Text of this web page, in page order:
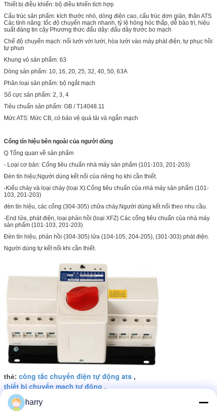
Thiết bị điều khiển: bộ điều khiển tích hợp
Cấu trúc sản phẩm: kích thước nhỏ, dòng điện cao, cấu trúc đơn giản, thân ATS
Các tính năng: tốc độ chuyển mạch nhanh, tỷ lệ hỏng hóc thấp, dễ bảo trì, hiệu
suất đáng tin cậy Phương thức đấu dây: đấu dây trước bo mạch
Chế độ chuyển mạch: nối lưới với lưới, hòa lưới vào máy phát điện, tự phục hồi
tự phun
Khung vỏ sản phẩm: 63
Dòng sản phẩm: 10, 16, 20, 25, 32, 40, 50, 63A
Phân loại sản phẩm: bộ ngắt mạch
Số cực sản phẩm: 2, 3, 4
Tiêu chuẩn sản phẩm: GB / T14048.11
Mức ATS: Mức CB, có bảo vệ quá tải và ngắn mạch
Cổng tín hiệu bên ngoài của người dùng
Q Tổng quan về sản phẩm
- Loại cơ bản: Cổng tiêu chuẩn nhà máy sản phẩm (101-103, 201-203)
Đèn tín hiệu;Người dùng kết nối của riêng họ khi cần thiết.
-Kiểu cháy và loại cháy (loại X).Cổng tiêu chuẩn của nhà máy sản phẩm (101-
103, 201-203)
đèn tín hiệu, các cổng (304-305) chữa cháy.Người dùng kết nối theo nhu cầu.
-End lửa, phát điện, loại phản hồi (loại XFZ) Các cổng tiêu chuẩn của nhà máy
sản phẩm (101-103, 201-203)
Đèn tín hiệu, phản hồi (304-305) lửa (104-105, 204-205), (301-303) phát điện.
Người dùng tự kết nối khi cần thiết.
thẻ: công tắc chuyển điện tự động ats ,
thiết bị chuyển mạch tự động ,
Công tắc chuyển tự động 3 pha
harry